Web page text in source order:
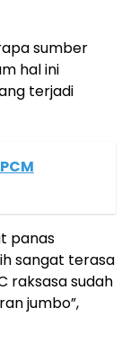
sumber
hal ini
terjadi
panas
sangat terasa
raksasa sudah
jumbo”,